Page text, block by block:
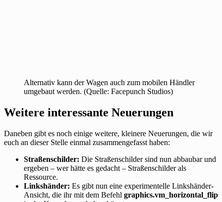
Alternativ kann der Wagen auch zum mobilen Händler
umgebaut werden. (Quelle: Facepunch Studios)
Weitere interessante Neuerungen
Daneben gibt es noch einige weitere, kleinere Neuerungen, die wir
euch an dieser Stelle einmal zusammengefasst haben:
Straßenschilder: Die Straßenschilder sind nun abbaubar und
ergeben – wer hätte es gedacht – Straßenschilder als
Ressource.
Linkshänder: Es gibt nun eine experimentelle Linkshänder-
Ansicht, die ihr mit dem Befehl graphics.vm_horizontal_flip